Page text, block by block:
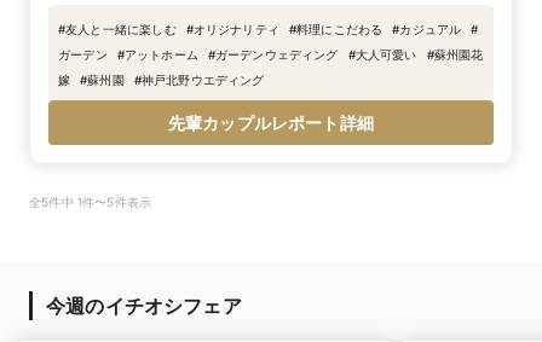
#友人と一緒に楽しむ #オリジナリティ #料理にこだわる #カジュアル
#
ガーデン
#アットホーム #ガーデンウェディング #大人可愛い #蘇州園花
嫁
#蘇州園 #神戸北野ウエディング
先輩カップルレポート詳細
全5件中 1件〜5件表示
今週のイチオシフェア